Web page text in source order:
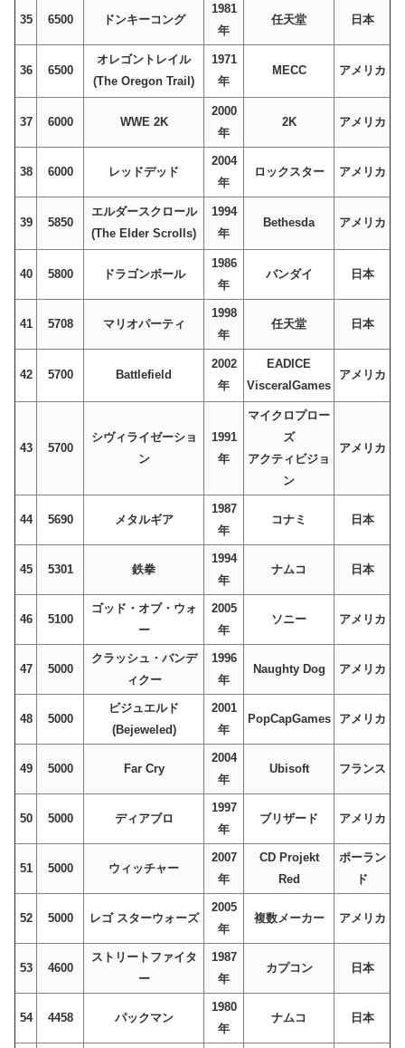
35 6500 ドンキーコング
1981
年
任天堂 日本
36 6500
オレゴントレイル
(The Oregon Trail)
1971
年
MECC アメリカ
37 6000 WWE 2K
2000
年
2K アメリカ
38 6000 レッドデッド
2004
年
ロックスター アメリカ
39 5850
エルダースクロール
(The Elder Scrolls)
1994
年
Bethesda アメリカ
40 5800 ドラゴンボール
1986
年
バンダイ 日本
41 5708 マリオパーティ
1998
年
任天堂 日本
42 5700 Battlefield
2002
年
EADICE
VisceralGames
アメリカ
43 5700
シヴィライゼーショ
ン
1991
年
マイクロプロー
ズ
アクティビジョ
ン
アメリカ
44 5690 メタルギア
1987
年
コナミ 日本
45 5301 鉄拳
1994
年
ナムコ 日本
46 5100
ゴッド・オブ・ウォ
ー
2005
年
ソニー アメリカ
47 5000
クラッシュ・バンデ
ィクー
1996
年
Naughty Dog アメリカ
48 5000
ビジュエルド
(Bejeweled)
2001
年
PopCapGames アメリカ
49 5000 Far Cry
2004
年
Ubisoft フランス
50 5000 ディアブロ
1997
年
ブリザード アメリカ
51 5000 ウィッチャー
2007
年
CD Projekt
Red
ポーラン
ド
52 5000 レゴ スターウォーズ
2005
年
複数メーカー アメリカ
53 4600
ストリートファイタ
ー
1987
年
カプコン 日本
54 4458 パックマン
1980
年
ナムコ 日本